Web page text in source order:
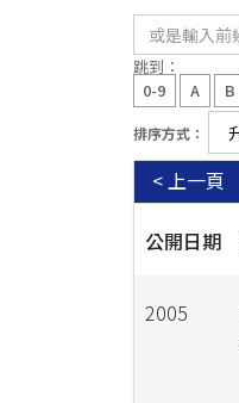
或
輸
入
前
幾
字：
跳到：
0-9
A B
排序方式：
< 上一頁
公開日期
2005